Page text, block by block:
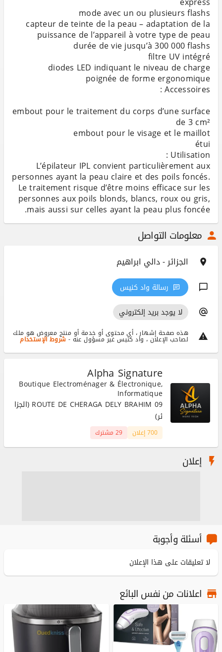
capteur de teinte de la peau – adaptation de la
embout pour le traitement du corps d’une surface
L’épilateur IPL convient particulièrement aux
personnes ayant la peau claire et des poils foncés.
Le traitement risque d’être moins efficace sur les
personnes aux poils blonds, blancs, roux ou gris,
mais aussi sur celles ayant la peau plus foncée.
معلومات التواصل
الجزائر - دالي ابراهيم
رسالة واد كنيس
لا يوجد بريد إلكتروني
هذه صفحة إشهار ، أي محتوى أو خدمة أو منتج معروض هو ملك
لصاحب الإعلان ، واد كنيس غير مسؤول عنه - شروط الإستخدام
Alpha Signature
Boutique Electroménager & Électronique,
Informatique
09 ROUTE DE CHERAGA DELY BRAHIM (الجزا
ئر)
700 إعلان 29 مشترك
إعلان
أسئلة وأجوبة
لا تعليقات على هذا الإعلان
اعلانات من نفس البائع